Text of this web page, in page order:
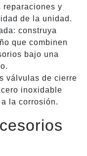
reparaciones y
de la unidad.
construya
que combinen
bajo una
válvulas de cierre
inoxidable
la corrosión.